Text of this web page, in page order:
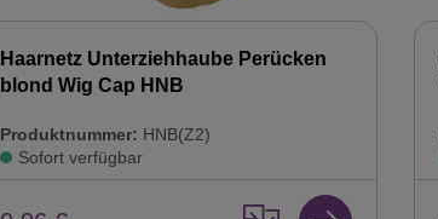
Haarnetz Unterziehhaube Perücken
blond Wig Cap HNB
Produktnummer: HNB(Z2)
Sofort verfügbar